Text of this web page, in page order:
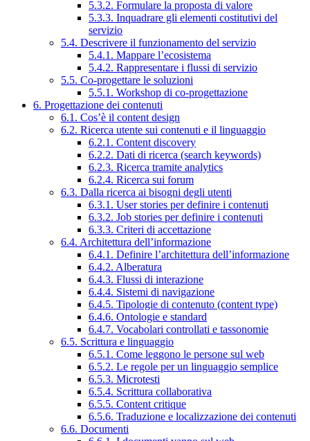
5.3.2. Formulare la proposta di valore
5.3.3. Inquadrare gli elementi costitutivi del
servizio
5.4. Descrivere il funzionamento del servizio
5.4.1. Mappare l’ecosistema
5.4.2. Rappresentare i flussi di servizio
5.5. Co-progettare le soluzioni
5.5.1. Workshop di co-progettazione
6. Progettazione dei contenuti
6.1. Cos’è il content design
6.2. Ricerca utente sui contenuti e il linguaggio
6.2.1. Content discovery
6.2.2. Dati di ricerca (search keywords)
6.2.3. Ricerca tramite analytics
6.2.4. Ricerca sui forum
6.3. Dalla ricerca ai bisogni degli utenti
6.3.1. User stories per definire i contenuti
6.3.2. Job stories per definire i contenuti
6.3.3. Criteri di accettazione
6.4. Architettura dell’informazione
6.4.1. Definire l’architettura dell’informazione
6.4.2. Alberatura
6.4.3. Flussi di interazione
6.4.4. Sistemi di navigazione
6.4.5. Tipologie di contenuto (content type)
6.4.6. Ontologie e standard
6.4.7. Vocabolari controllati e tassonomie
6.5. Scrittura e linguaggio
6.5.1. Come leggono le persone sul web
6.5.2. Le regole per un linguaggio semplice
6.5.3. Microtesti
6.5.4. Scrittura collaborativa
6.5.5. Content critique
6.5.6. Traduzione e localizzazione dei contenuti
6.6. Documenti